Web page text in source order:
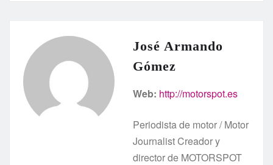
José Armando
Gómez
Web: http://motorspot.es
Periodista de motor / Motor
Journalist Creador y
director de MOTORSPOT